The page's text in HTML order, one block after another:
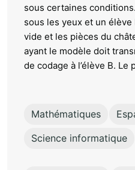
sous certaines
sous les yeux et un élève
vide et les pièces du
ayant le modèle doit
de codage à l’élève B.
Mathématiques
Science informatique